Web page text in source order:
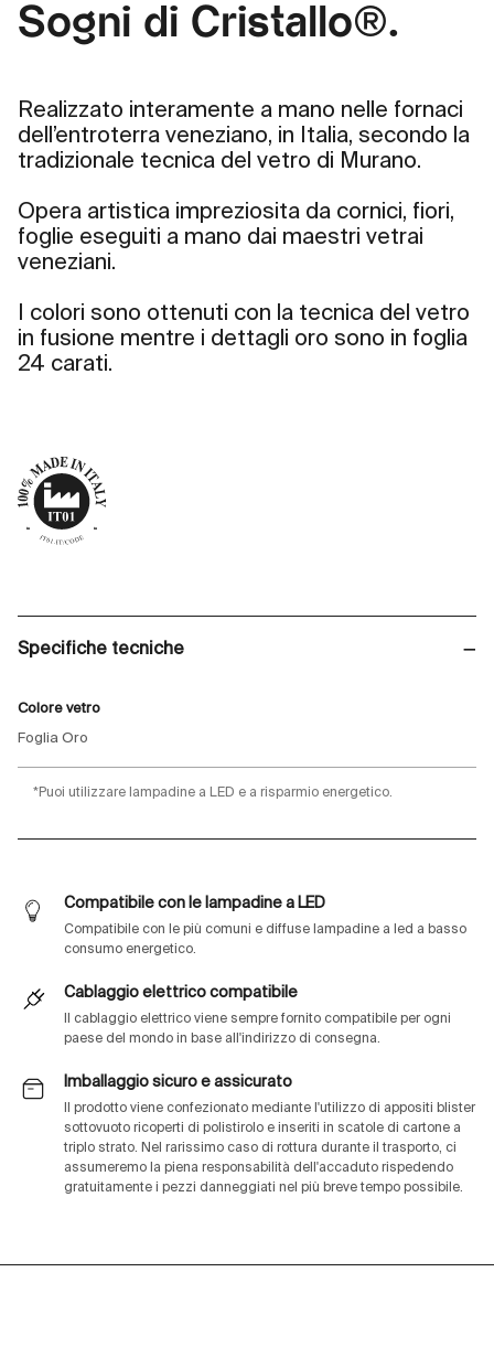
Sogni di Cristallo®.
Realizzato interamente a mano nelle fornaci
dell’entroterra veneziano, in Italia, secondo la
tradizionale tecnica del vetro di Murano.
Opera artistica impreziosita da cornici, fiori,
foglie eseguiti a mano dai maestri vetrai
veneziani.
I colori sono ottenuti con la tecnica del vetro
in fusione mentre i dettagli oro sono in foglia
24 carati.
Specifiche tecniche
Colore vetro
Foglia Oro
*Puoi utilizzare lampadine a LED e a risparmio energetico.
Compatibile con le lampadine a LED
Compatibile con le più comuni e diffuse lampadine a led a basso
consumo energetico.
Cablaggio elettrico compatibile
Il cablaggio elettrico viene sempre fornito compatibile per ogni
paese del mondo in base all'indirizzo di consegna.
Imballaggio sicuro e assicurato
Il prodotto viene confezionato mediante l'utilizzo di appositi blister
sottovuoto ricoperti di polistirolo e inseriti in scatole di cartone a
triplo strato. Nel rarissimo caso di rottura durante il trasporto, ci
assumeremo la piena responsabilità dell'accaduto rispedendo
gratuitamente i pezzi danneggiati nel più breve tempo possibile.